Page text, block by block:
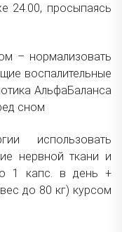
24.00, просыпаясь
– нормализовать
воспалительные
АльфаБаланса
сном
использовать
нервной ткани и
1 капс. в день +
до 80 кг) курсом